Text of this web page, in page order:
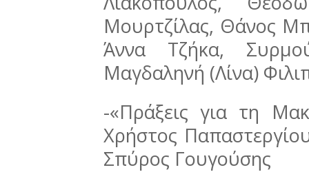
Μουρτζίλας, Θάνος
Άννα Τζήκα,
Μαγδαληνή (Λίνα)
-«Πράξεις για τη
Χρήστος
Σπύρος Γουγούσης